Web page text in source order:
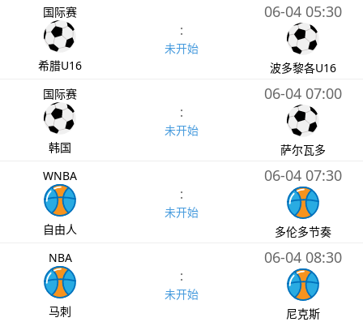
国际赛
希腊U16
:
未开始
06-04 05:30
波多黎各U16
国际赛
韩国
:
未开始
06-04 07:00
萨尔瓦多
WNBA
自由人
:
未开始
06-04 07:30
多伦多节奏
NBA
马刺
:
未开始
06-04 08:30
尼克斯